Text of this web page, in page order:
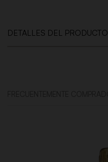
DETALLES DEL PRODUCTO